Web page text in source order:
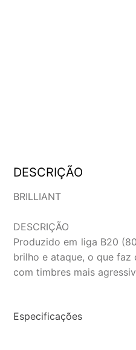
DESCRIÇÃO
BRILLIANT
DESCRIÇÃO
Produzido em liga B20
brilho e ataque, o que faz
com timbres mais
Especificações